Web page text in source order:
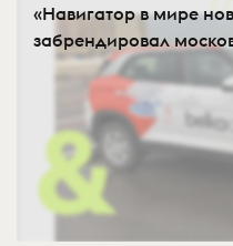
«Навигатор в мире
забрендировал